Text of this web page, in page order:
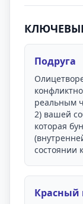
Подруга
реальным
2) вашей
которая
состоянии
Красный